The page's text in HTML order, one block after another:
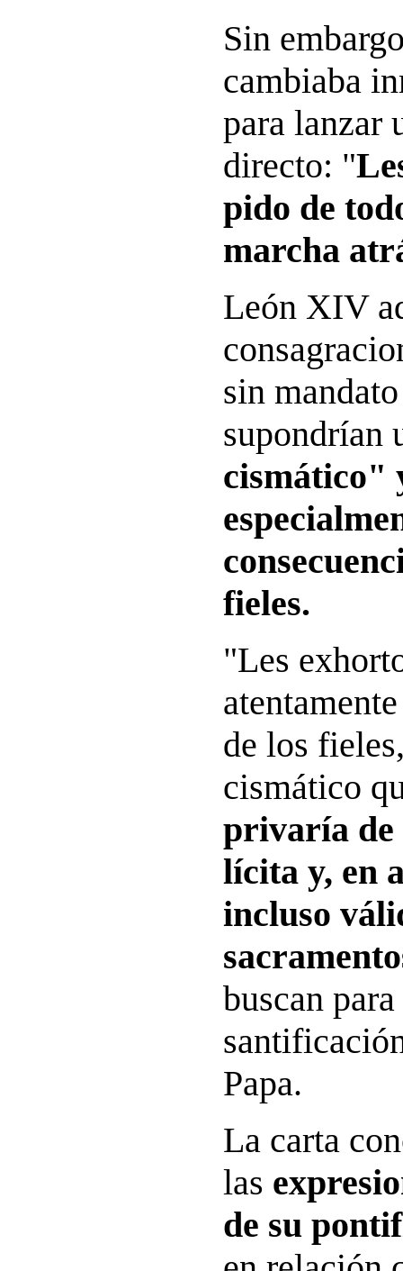
Sin
cambiaba
para lanzar
directo: "
pido de
marcha
León XIV
sin
supondrían
cismático"
fieles.
"Les
de los
cismático
privaría de
lícita y, en
incluso
buscan
Papa.
La carta
las
de su